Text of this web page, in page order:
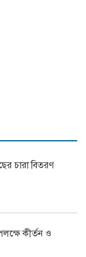
চারা বিতরণ
কীর্তন ও